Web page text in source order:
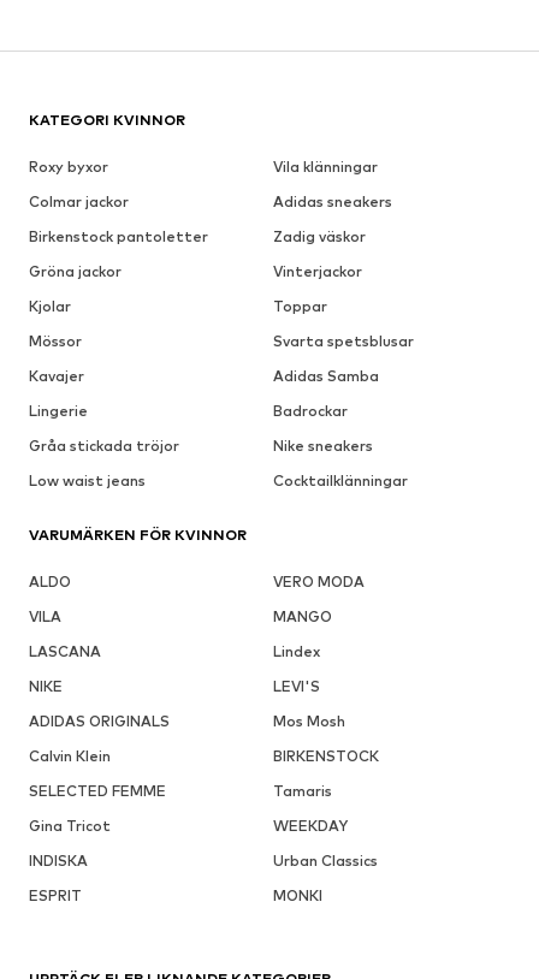
KATEGORI KVINNOR
Roxy byxor
Vila klänningar
Colmar jackor
Adidas sneakers
Birkenstock pantoletter
Zadig väskor
Gröna jackor
Vinterjackor
Kjolar
Toppar
Mössor
Svarta spetsblusar
Kavajer
Adidas Samba
Lingerie
Badrockar
Gråa stickada tröjor
Nike sneakers
Low waist jeans
Cocktailklänningar
VARUMÄRKEN FÖR KVINNOR
ALDO
VERO MODA
VILA
MANGO
LASCANA
Lindex
NIKE
LEVI'S
ADIDAS ORIGINALS
Mos Mosh
Calvin Klein
BIRKENSTOCK
SELECTED FEMME
Tamaris
Gina Tricot
WEEKDAY
INDISKA
Urban Classics
ESPRIT
MONKI